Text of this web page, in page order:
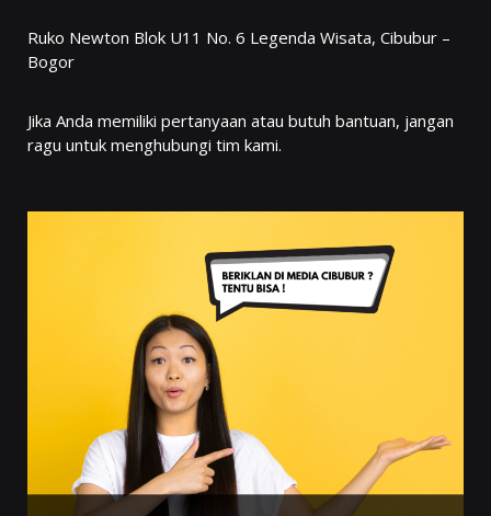
Ruko Newton Blok U11 No. 6 Legenda Wisata, Cibubur –
Bogor
Jika Anda memiliki pertanyaan atau butuh bantuan, jangan
ragu untuk menghubungi tim kami.